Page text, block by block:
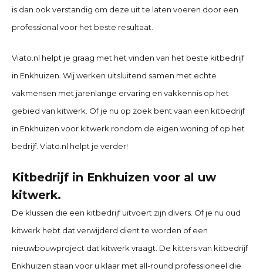
is dan ook verstandig om deze uit te laten voeren door een
professional voor het beste resultaat.
Viato.nl helpt je graag met het vinden van het beste kitbedrijf
in Enkhuizen. Wij werken uitsluitend samen met echte
vakmensen met jarenlange ervaring en vakkennis op het
gebied van kitwerk. Of je nu op zoek bent vaan een kitbedrijf
in Enkhuizen voor kitwerk rondom de eigen woning of op het
bedrijf. Viato.nl helpt je verder!
Kitbedrijf in Enkhuizen voor al uw
kitwerk.
De klussen die een kitbedrijf uitvoert zijn divers. Of je nu oud
kitwerk hebt dat verwijderd dient te worden of een
nieuwbouwproject dat kitwerk vraagt. De kitters van kitbedrijf
Enkhuizen staan voor u klaar met all-round professioneel die